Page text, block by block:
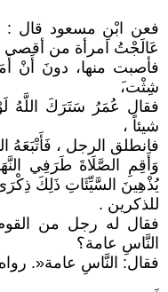
فعن ابْنِ مسعود قال :
عَالَجْتُ امرأة من أقصى
فأصبت منها، دونَ أَنْ
شِثْت،َ
فقال عُمَرُ سَتَرَكَ اللَّهُ
شيئاً ،
فانطلق الرجل ، فَأَتْبَعَهُ
وَأَقِمِ الصَّلَاةَ طَرَفِي
يُذْهِينَ السَّيِّئَاتِ ذَلِكَ
للذكرين .
فقال له رجل من
النَّاسِ عامة؟
فقال: النَّاسِ عامة«.